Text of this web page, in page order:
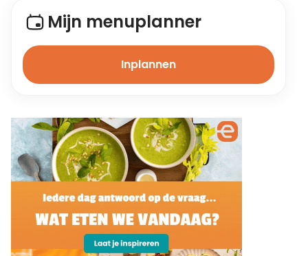
Mijn menuplanner
Inplannen